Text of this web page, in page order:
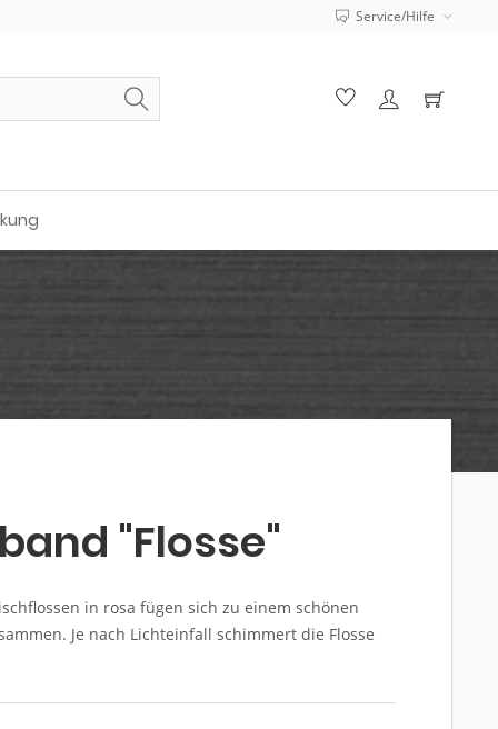
Service/Hilfe
"Flosse"
in rosa fügen sich zu einem schönen
Je nach Lichteinfall schimmert die Flosse